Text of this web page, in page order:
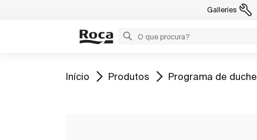
Galleries
Ir para
Início Ir para
Produtos Ir para
Programa de duche